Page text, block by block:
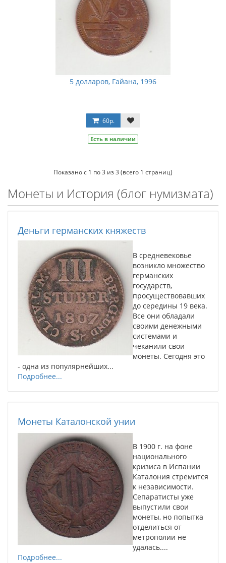
5 долларов, Гайана, 1996
60р.
Есть в наличии
Показано с 1 по 3 из 3 (всего 1 страниц)
Монеты и История (блог нумизмата)
Деньги германских княжеств
В средневековье
возникло множество
германских
государств,
просуществовавших
до середины 19 века.
Все они обладали
своими денежными
системами и
чеканили свои
монеты. Сегодня это
- одна из популярнейших...
Подробнее...
Монеты Каталонской унии
В 1900 г. на фоне
национального
кризиса в Испании
Каталония стремится
к независимости.
Сепаратисты уже
выпустили свои
монеты, но попытка
отделиться от
метрополии не
удалась....
Подробнее...